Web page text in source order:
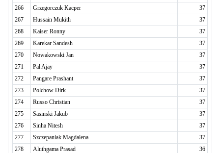
266
Grzegorczuk Kacper
37
267
Hussain Mukith
37
268
Kaiser Ronny
37
269
Karekar Sandesh
37
270
Nowakowski Jan
37
271
Pal Ajay
37
272
Pangare Prashant
37
273
Polchow Dirk
37
274
Russo Christian
37
275
Sasinski Jakub
37
276
Sinha Nitesh
37
277
Szczepaniak Magdalena
37
278
Aluthgama Prasad
36